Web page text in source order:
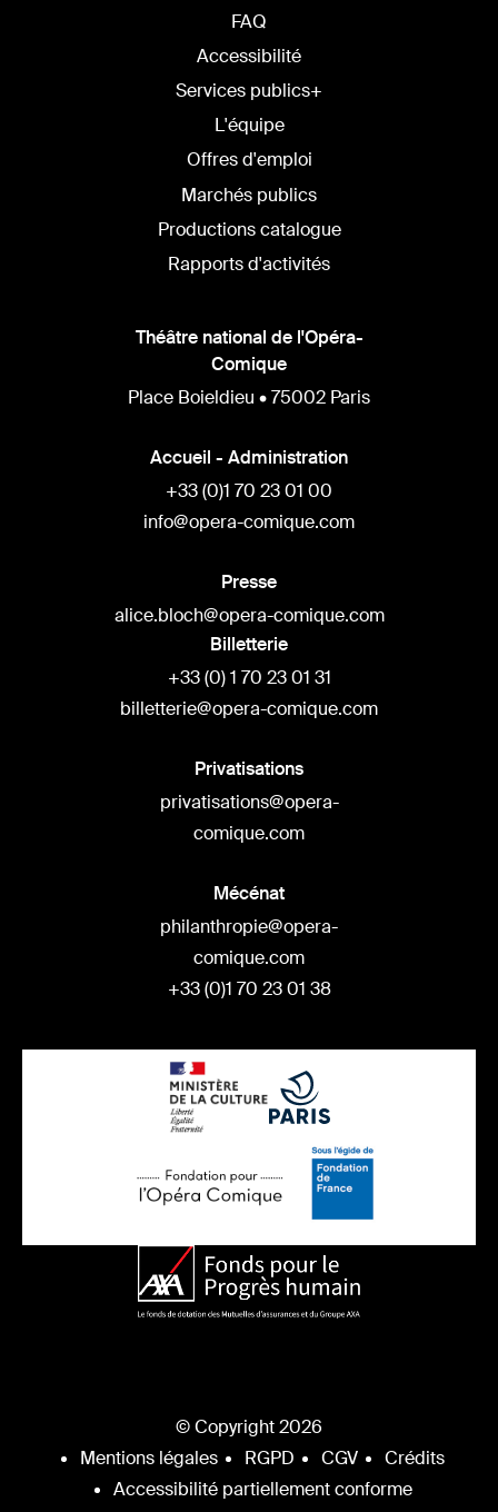
FAQ
Accessibilité
Services publics+
L'équipe
Offres d'emploi
Marchés publics
Productions catalogue
Rapports d'activités
Théâtre national de l'Opéra-
Comique
Place Boieldieu • 75002 Paris
Accueil - Administration
+33 (0)1 70 23 01 00
info@opera-comique.com
Presse
alice.bloch@opera-comique.com
Billetterie
+33 (0) 1 70 23 01 31
billetterie@opera-comique.com
Privatisations
privatisations@opera-
comique.com
Mécénat
philanthropie@opera-
comique.com
+33 (0)1 70 23 01 38
© Copyright 2026
Mentions légales
RGPD CGV
Crédits
Accessibilité partiellement conforme